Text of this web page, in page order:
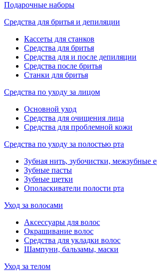
Подарочные наборы
Средства для бритья и депиляции
Кассеты для станков
Средства для бритья
Средства для и после депиляции
Средства после бритья
Станки для бритья
Средства по уходу за лицом
Основной уход
Средства для очищения лица
Средства для проблемной кожи
Средства по уходу за полостью рта
Зубная нить, зубочистки, межзубные
Зубные пасты
Зубные щетки
Ополаскиватели полости рта
Уход за волосами
Аксессуары для волос
Окрашивание волос
Средства для укладки волос
Шампуни, бальзамы, маски
Уход за телом